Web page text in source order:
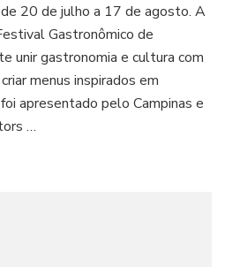
20 de julho a 17 de agosto. A
Gastronômico de
unir gastronomia e cultura com
menus inspirados em
apresentado pelo Campinas e
…